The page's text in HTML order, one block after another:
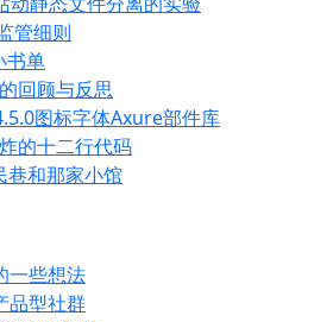
管细则
书单
回顾与反思
图标字体Axure部件库
的十二行代码
巷和那家小馆
一些想法
品型社群